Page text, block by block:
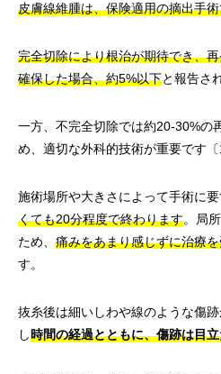
皮膚線維腫は、保険適用の摘出手
完全切除により根治が期待でき、
確保した場合、約5%以下と報告さ
一方、不完全切除では約20-30%の
め、適切な外科的技術が重要です〔
施術場所や大きさによって手術に要
くても20分程度で終わります。局
ため、 痛みをあまり感じずに治療
す。
抜糸後は細いしわや線のような傷
し時間の経過とともに、傷跡は目